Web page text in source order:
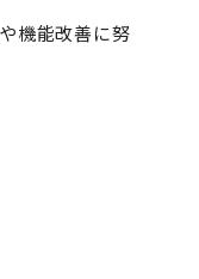
機能改善に努